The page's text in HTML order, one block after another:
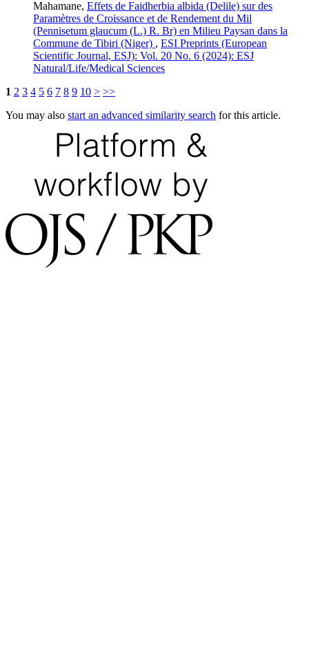
Mahamane, Effets de Faidherbia albida (Delile) sur des
Paramètres de Croissance et de Rendement du Mil
(Pennisetum glaucum (L.) R. Br) en Milieu Paysan dans la
Commune de Tibiri (Niger) , ESI Preprints (European
Scientific Journal, ESJ): Vol. 20 No. 6 (2024): ESJ
Natural/Life/Medical Sciences
1 2 3 4 5 6 7 8 9 10 > >>
You may also start an advanced similarity search for this article.